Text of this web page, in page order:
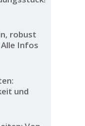
robust
Infos
und